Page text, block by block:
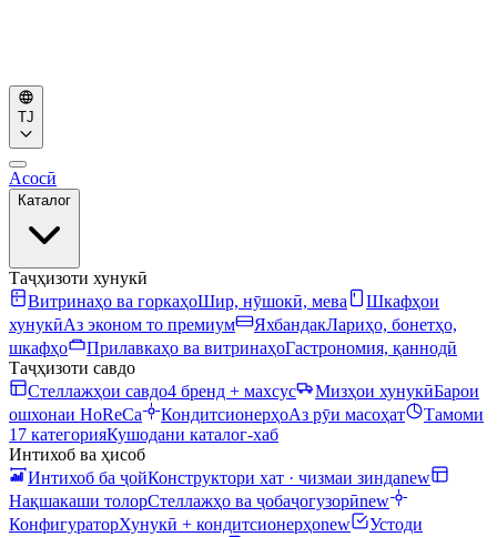
TJ
Асосӣ
Каталог
Таҷҳизоти хунукӣ
Витринаҳо ва горкаҳоШир, нӯшокӣ, мева
Шкафҳои
хунукӣАз эконом то премиум ЯхбандакЛариҳо, бонетҳо,
шкафҳо
Прилавкаҳо ва витринаҳоГастрономия, қаннодӣ
Таҷҳизоти савдо
Стеллажҳои савдо4 бренд + махсус Мизҳои хунукӣБарои
ошхонаи HoReCa
КондитсионерҳоАз рӯи масоҳат
Тамоми
17 категорияКушодани каталог-хаб
Интихоб ва ҳисоб
Интихоб ба ҷойКонструктори хат · чизмаи зиндаnew
Нақшакаши толорСтеллажҳо ва ҷобаҷогузорӣnew
КонфигураторХунукӣ + кондитсионерҳоnew
Устоди